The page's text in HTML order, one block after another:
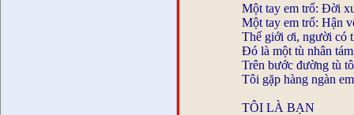
Một tay em trổ: Đời
Một tay em trổ: Hận
Thế giới ơi, người có
Đó là một tù nhân
Trên bước đường tù
Tôi gặp hàng ngàn
TÔI LÀ BẠN